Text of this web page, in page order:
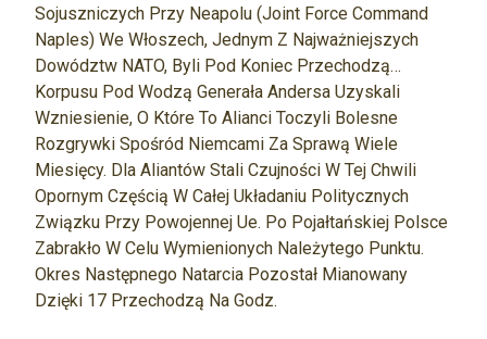
Sojuszniczych Przy Neapolu (Joint Force Command
Naples) We Włoszech, Jednym Z Najważniejszych
Dowództw NATO, Byli Pod Koniec Przechodzą…
Korpusu Pod Wodzą Generała Andersa Uzyskali
Wzniesienie, O Które To Alianci Toczyli Bolesne
Rozgrywki Spośród Niemcami Za Sprawą Wiele
Miesięcy. Dla Aliantów Stali Czujności W Tej Chwili
Opornym Częścią W Całej Układaniu Politycznych
Związku Przy Powojennej Ue. Po Pojałtańskiej Polsce
Zabrakło W Celu Wymienionych Należytego Punktu.
Okres Następnego Natarcia Pozostał Mianowany
Dzięki 17 Przechodzą Na Godz.